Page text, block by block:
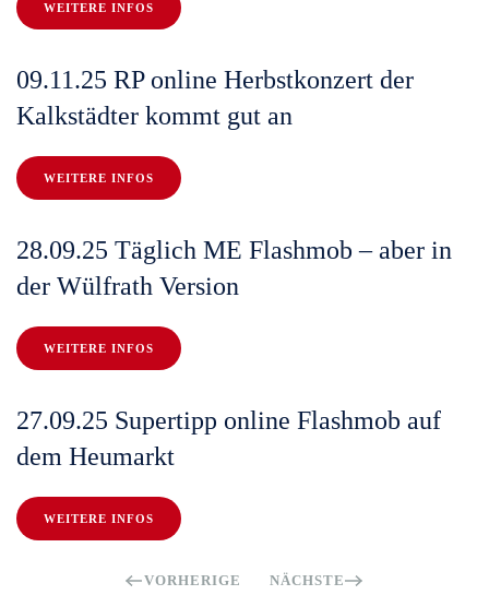
WEITERE INFOS
09.11.25 RP online Herbstkonzert der
Kalkstädter kommt gut an
WEITERE INFOS
28.09.25 Täglich ME Flashmob – aber in
der Wülfrath Version
WEITERE INFOS
27.09.25 Supertipp online Flashmob auf
dem Heumarkt
WEITERE INFOS
VORHERIGE NÄCHSTE